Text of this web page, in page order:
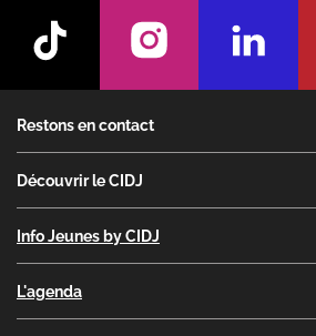
Restons en contact
Découvrir le CIDJ
Info Jeunes by CIDJ
L'agenda